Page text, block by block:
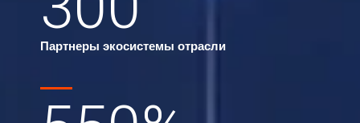
Партнеры экосистемы отрасли